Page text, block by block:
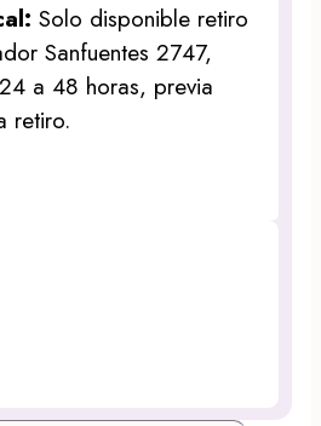
Solo disponible retiro
Sanfuentes 2747,
a 48 horas, previa
retiro.